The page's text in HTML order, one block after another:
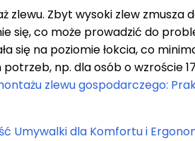
zlewu. Zbyt wysoki zlew zmusza
się, co może prowadzić do
się na poziomie łokcia, co
np. dla osób o wzroście
zlewu gospodarczego:
Umywalki dla Komfortu i